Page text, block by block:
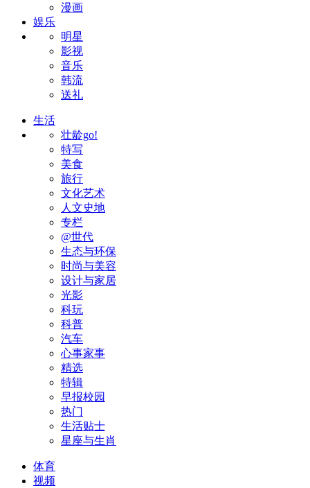
漫画
娱乐
明星
影视
音乐
韩流
送礼
生活
壮龄go!
特写
美食
旅行
文化艺术
人文史地
专栏
@世代
生态与环保
时尚与美容
设计与家居
光影
科玩
科普
汽车
心事家事
精选
特辑
早报校园
热门
生活贴士
星座与生肖
体育
视频